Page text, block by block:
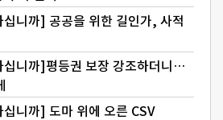
니까] 공공을 위한 길인가, 사적
십니까]평등권 보장 강조하더니…
니까] 도마 위에 오른 CSV